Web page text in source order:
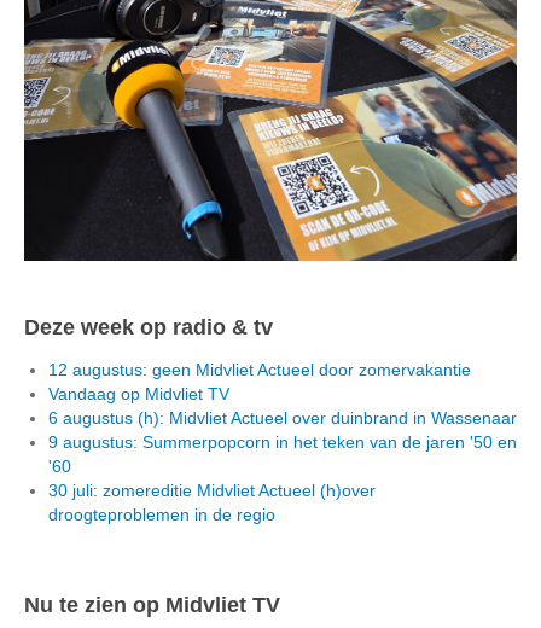
Deze week op radio & tv
12 augustus: geen Midvliet Actueel door zomervakantie
Vandaag op Midvliet TV
6 augustus (h): Midvliet Actueel over duinbrand in Wassenaar
9 augustus: Summerpopcorn in het teken van de jaren '50 en
'60
30 juli: zomereditie Midvliet Actueel (h)over
droogteproblemen in de regio
Nu te zien op Midvliet TV